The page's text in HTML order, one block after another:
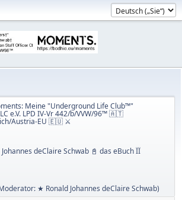
Meine "Underground Life Club™"
e.V. LPD IV-Vr 442/b/VVW/96™ 🇦🇹
Austria-EU 🇪🇺 ⚔
deClaire Schwab 📓 das eBuch ÏÏ
★ Ronald Johannes deClaire Schwab)